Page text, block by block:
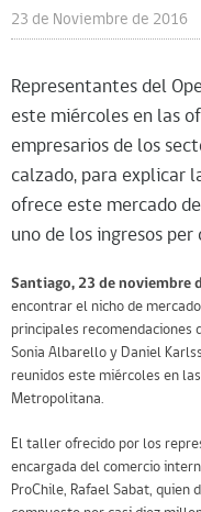
23 de Noviembre de 2016
Representantes del
este miércoles en las
empresarios de los
calzado, para explicar
ofrece este mercado
uno de los ingresos
Santiago, 23 de noviembre
encontrar el nicho de
principales recomendaciones
Sonia Albarello y Daniel
reunidos este miércoles en
Metropolitana.
El taller ofrecido por los
encargada del comercio
ProChile, Rafael Sabat, quien